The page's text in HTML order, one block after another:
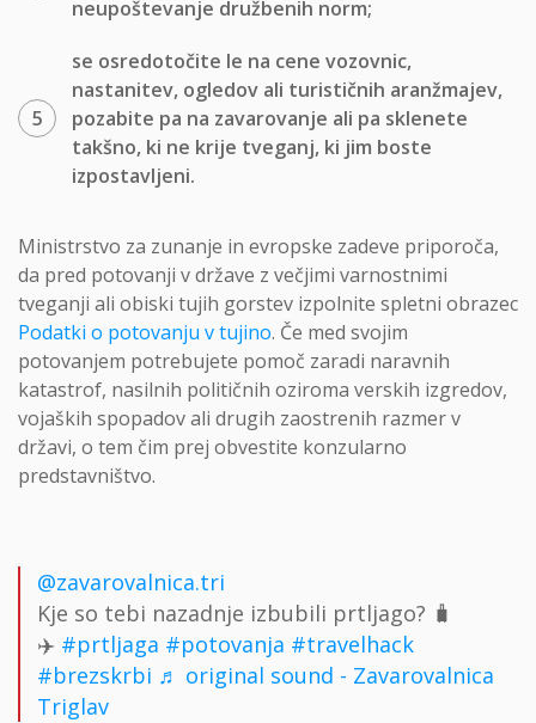
neupoštevanje družbenih norm;
se osredotočite le na cene vozovnic,
nastanitev, ogledov ali turističnih aranžmajev,
pozabite pa na zavarovanje ali pa sklenete
takšno, ki ne krije tveganj, ki jim boste
izpostavljeni.
Ministrstvo za zunanje in evropske zadeve priporoča,
da pred potovanji v države z večjimi varnostnimi
tveganji ali obiski tujih gorstev izpolnite spletni obrazec
Podatki o potovanju v tujino. Če med svojim
potovanjem potrebujete pomoč zaradi naravnih
katastrof, nasilnih političnih oziroma verskih izgredov,
vojaških spopadov ali drugih zaostrenih razmer v
državi, o tem čim prej obvestite konzularno
predstavništvo.
@zavarovalnica.tri
Kje so tebi nazadnje izbubili prtljago? 🧳
✈️ #prtljaga #potovanja #travelhack
#brezskrbi ♬ original sound - Zavarovalnica
Triglav